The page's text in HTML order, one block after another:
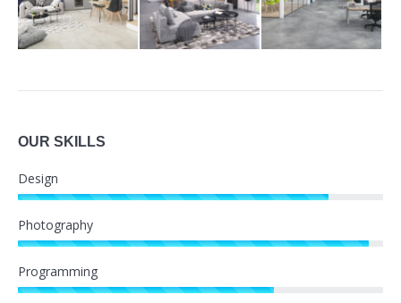
OUR SKILLS
Design
Photography
Programming